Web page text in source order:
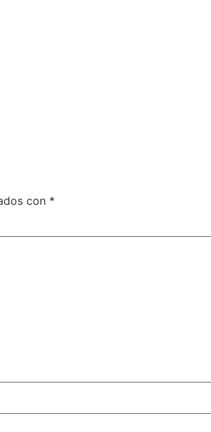
con *